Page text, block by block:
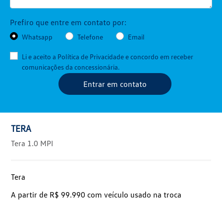
Prefiro que entre em contato por:
Whatsapp Telefone Email
Li e aceito a Política de Privacidadee concordo em receber
comunicações da concessionária.
Entrar em contato
TERA
Tera 1.0 MPI
Tera
A partir de R$ 99.990 com veículo usado na troca